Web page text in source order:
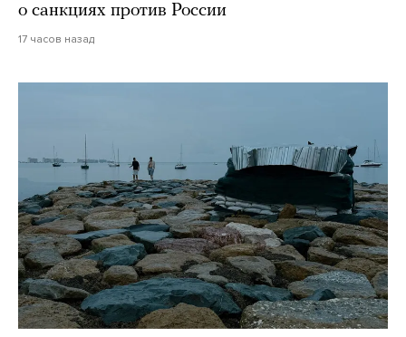
о санкциях против России
17 часов назад